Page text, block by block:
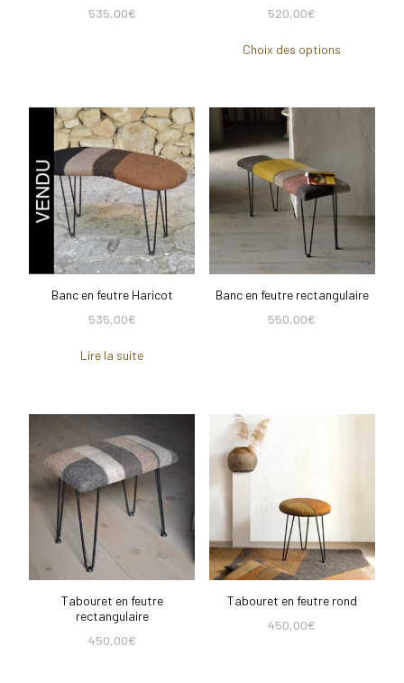
535,00€
520,00€
Choix des options
Banc en feutre Haricot
535,00€
Lire la suite
Banc en feutre rectangulaire
550,00€
Tabouret en feutre
rectangulaire
450,00€
Tabouret en feutre rond
450,00€